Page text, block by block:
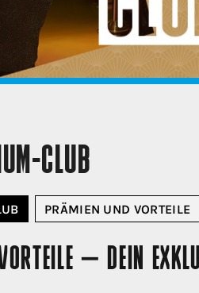
CLUB
PRÄMIEN UND VORTEILE
– DEIN